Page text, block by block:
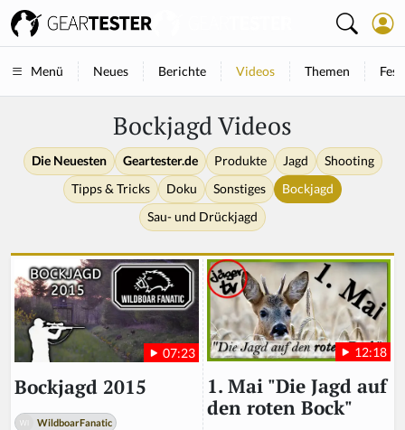
Menü Neues Berichte Videos Themen
Bockjagd Videos
Die Neuesten Geartester.de Produkte Jagd
Shooting
Tipps & Tricks
Doku Sonstiges
Bockjagd
Sau- und Drückjagd
07:23
Bockjagd 2015
WildboarFanatic
12:18
1. Mai "Die Jagd auf
den roten Bock"